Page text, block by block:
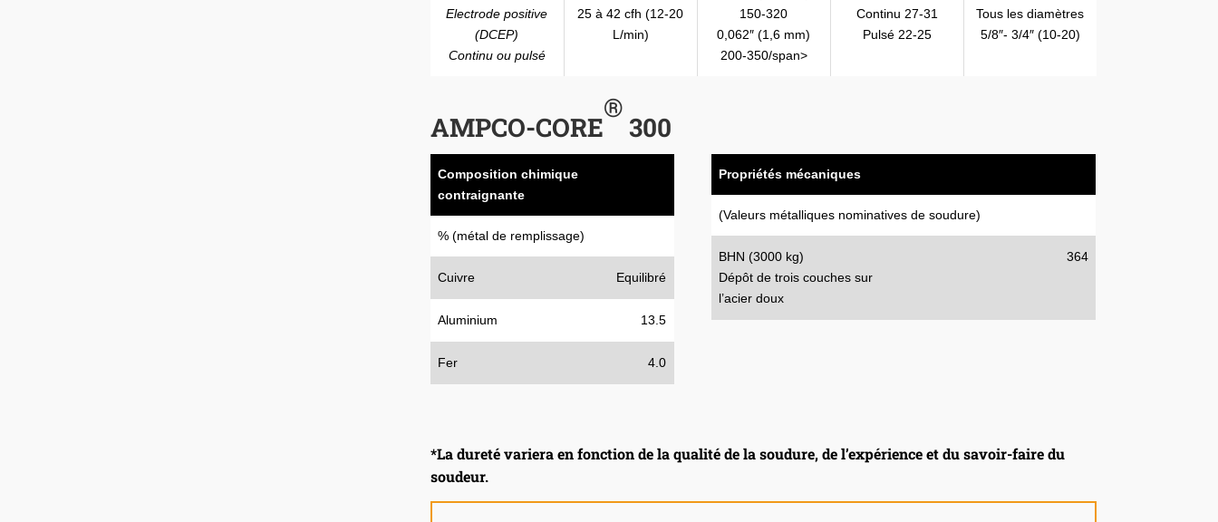
Electrode positive
(DCEP)
Continu ou pulsé
25 à 42 cfh (12-20
L/min)
150-320
0,062″ (1,6 mm)
200-350/span>
Continu 27-31
Pulsé 22-25
Tous les diamètres
5/8″- 3/4″ (10-20)
AMPCO-CORE
®
300
Composition chimique
contraignante
% (métal de remplissage)
Cuivre Equilibré
Aluminium 13.5
Fer 4.0
Propriétés mécaniques
(Valeurs métalliques nominatives de soudure)
BHN (3000 kg)
Dépôt de trois couches sur
l’acier doux
364
*La dureté variera en fonction de la qualité de la soudure, de l’expérience et du savoir-faire du
soudeur.